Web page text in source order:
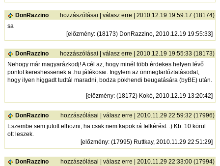
DonRazzino hozzászólásai |válasz erre | 2010.12.19 19:59:17 (18174)
sa
[előzmény: (18173) DonRazzino, 2010.12.19 19:55:33]
DonRazzino hozzászólásai |válasz erre | 2010.12.19 19:55:33 (18173)
Nehogy már magyarázkodj! A cél az, hogy minél több érdekes helyen lévő
pontot kereshessenek a .hu játékosai. Irigylem az önmegtartóztatásodat,
hogy ilyen higgadt tudtál maradni, bodza pökhendi beugatására (byBE) után.
[előzmény: (18172) Kokó, 2010.12.19 13:20:42]
DonRazzino hozzászólásai |válasz erre | 2010.11.29 22:59:32 (17996)
Eszembe sem jutott elhozni, ha csak nem kapok rá felkérést. :) Kb. 10 körül
ott leszek.
[előzmény: (17995) Ruttkay, 2010.11.29 22:51:29]
DonRazzino hozzászólásai |válasz erre | 2010.11.29 22:33:00 (17994)